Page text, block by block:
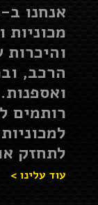
מכוניות
הרכב,
רותמים
לתחזק
עוד עלינו >